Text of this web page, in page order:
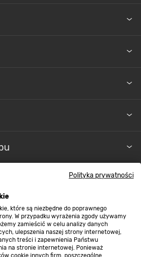
Polityka prywatności
które są niezbędne do poprawnego
W przypadku wyrażenia zgody używamy
zamieścić w celu analizy danych
ulepszenia naszej strony internetowej,
treści i zapewnienia Państwu
na stronie internetowej. Ponieważ
cookie innych firm, poszczególne